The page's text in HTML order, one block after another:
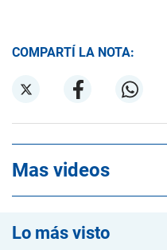
COMPARTÍ LA NOTA:
Mas videos
Lo más visto